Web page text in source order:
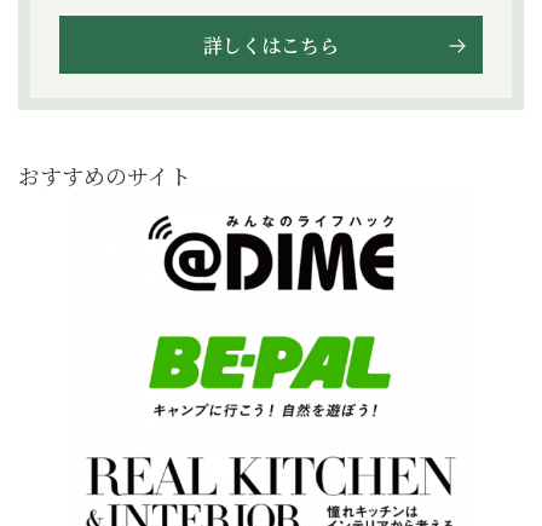
詳しくはこちら
おすすめのサイト